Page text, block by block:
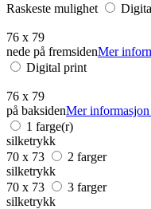
Raskeste mulighet
76 x 79
nede på fremsidenMer
Digital print
76 x 79
på baksidenMer
1 farge(r)
silketrykk
70 x 73
2 farger
silketrykk
70 x 73
3 farger
silketrykk